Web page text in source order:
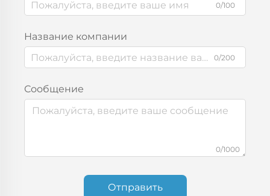
0/100
Название компании
0/200
Сообщение
0/1000
Отправить